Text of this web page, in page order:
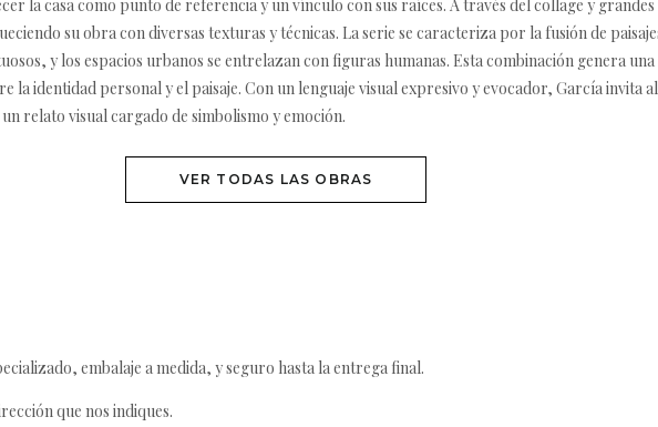
la casa como punto de referencia y un vínculo con sus raíces. A través del collage y
su obra con diversas texturas y técnicas. La serie se caracteriza por la fusión de
y los espacios urbanos se entrelazan con figuras humanas. Esta combinación genera
identidad personal y el paisaje. Con un lenguaje visual expresivo y evocador, García invita
relato visual cargado de simbolismo y emoción.
VER TODAS LAS OBRAS
embalaje a medida, y seguro hasta la entrega final.
que nos indiques.